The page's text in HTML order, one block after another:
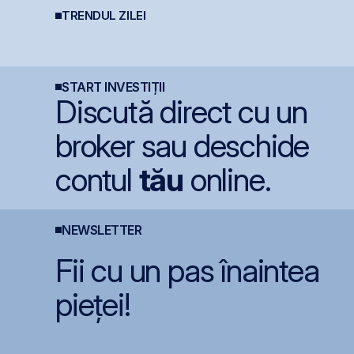
capitalizarea estimată
a companiei
TRENDUL ZILEI
Digi pregătește listarea
START INVESTIȚII
Discută direct cu un
broker sau deschide
contul tău online.
NEWSLETTER
Fii cu un pas înaintea
pieței!